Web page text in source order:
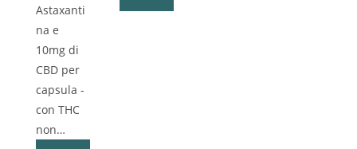
Astaxanti
na e
10mg di
CBD per
capsula -
con THC
non…